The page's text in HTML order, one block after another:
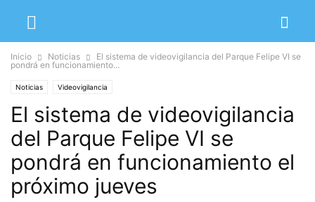
Inicio Noticias
El sistema de videovigilancia del Parque Felipe VI se
pondrá en funcionamiento...
Noticias Videovigilancia
El sistema de videovigilancia
del Parque Felipe VI se
pondrá en funcionamiento el
próximo jueves